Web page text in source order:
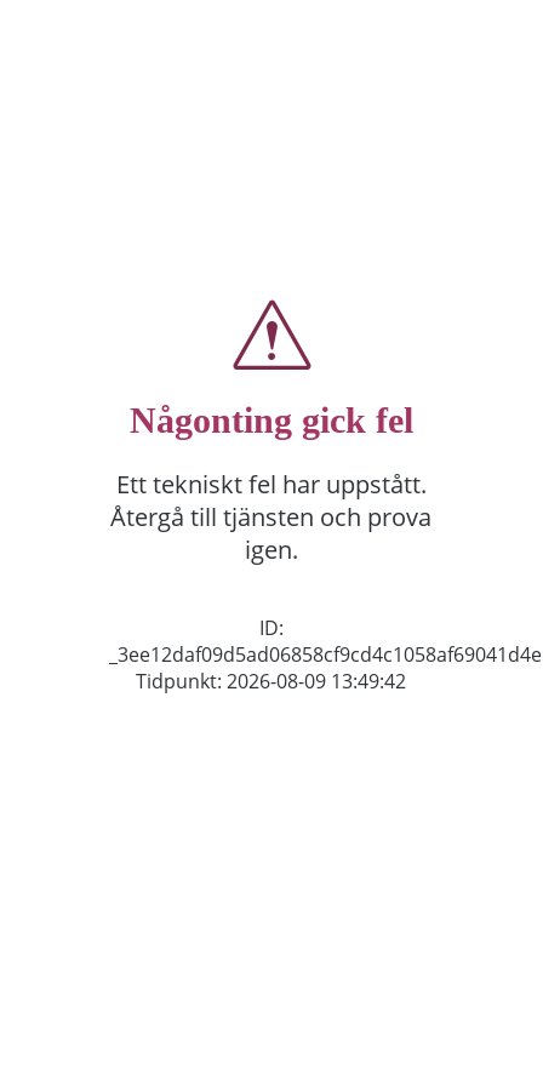
Någonting gick fel
Ett tekniskt fel har uppstått.
Återgå till tjänsten och prova
igen.
ID:
_3ee12daf09d5ad06858cf9cd4c1058af69041d4e
Tidpunkt: 2026-08-09 13:49:42